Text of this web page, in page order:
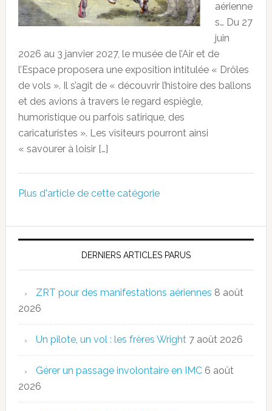
aérienne
s… Du 27
juin
2026 au 3 janvier 2027, le musée de l’Air et de
l’Espace proposera une exposition intitulée « Drôles
de vols ». Il s’agit de « découvrir l’histoire des ballons
et des avions à travers le regard espiègle,
humoristique ou parfois satirique, des
caricaturistes ». Les visiteurs pourront ainsi
« savourer à loisir […]
Plus d'article de cette catégorie
DERNIERS ARTICLES PARUS
ZRT pour des manifestations aériennes 8 août
2026
Un pilote, un vol : les frères Wright 7 août 2026
Gérer un passage involontaire en IMC 6 août
2026